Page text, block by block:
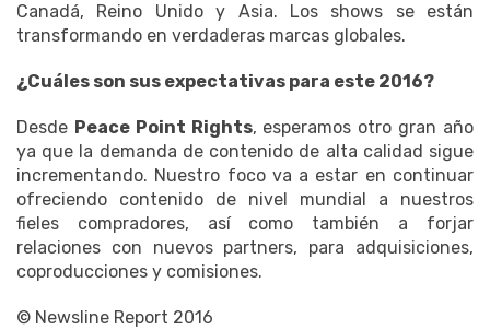
Canadá, Reino Unido y Asia. Los shows se están
transformando en verdaderas marcas globales.
¿Cuáles son sus expectativas para este 2016?
Desde Peace Point Rights, esperamos otro gran año
ya que la demanda de contenido de alta calidad sigue
incrementando. Nuestro foco va a estar en continuar
ofreciendo contenido de nivel mundial a nuestros
fieles compradores, así como también a forjar
relaciones con nuevos partners, para adquisiciones,
coproducciones y comisiones.
© Newsline Report 2016